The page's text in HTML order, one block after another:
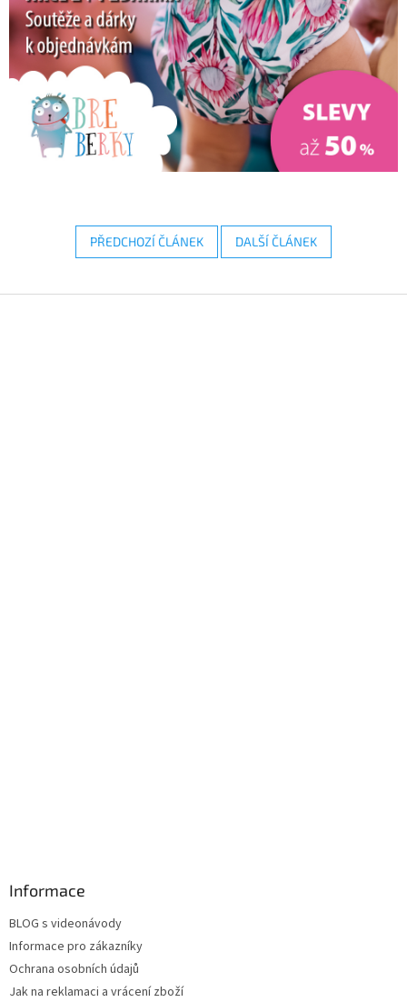
PŘEDCHOZÍ ČLÁNEK DALŠÍ ČLÁNEK
Informace
BLOG s videonávody
Informace pro zákazníky
Ochrana osobních údajů
Jak na reklamaci a vrácení zboží